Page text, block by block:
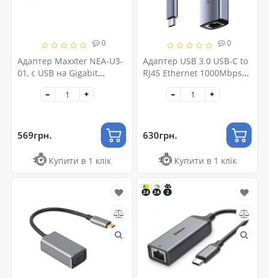
0
Адаптер Maxxter NEA-U3-
01, с USB на Gigabit
Ethernet
569грн.
Купити в 1 клік
0
Адаптер USB 3.0 USB-C to
RJ45 Ethernet 1000Mbps
Cudy (UE10C)
630грн.
Купити в 1 клік
24 24 2